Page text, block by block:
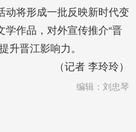
将形成一批反映新时代变
学作品，对外宣传推介“晋
升晋江影响力。
（记者 李玲玲）
编辑：刘忠琴